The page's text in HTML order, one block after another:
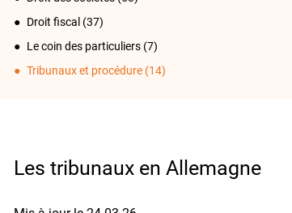
Droit fiscal (37)
Le coin des particuliers (7)
Tribunaux et procédure (14)
Les tribunaux en Allemagne